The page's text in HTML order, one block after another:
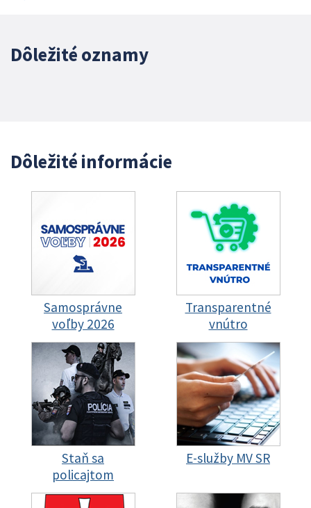
Dôležité oznamy
Dôležité informácie
Samosprávne
voľby 2026
Transparentné
vnútro
Staň sa
policajtom
E-služby MV SR